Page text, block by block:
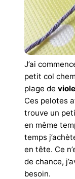
J’ai
petit col
plage de
Ces pelotes
trouve un
en même
temps
en tête. Ce
de chance,
besoin.